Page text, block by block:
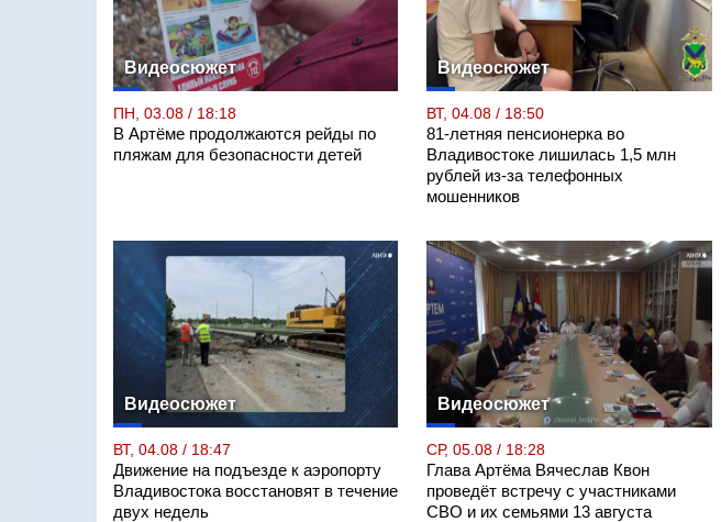
Видеосюжет
ПН, 03.08 / 18:18
В Артёме продолжаются рейды по
пляжам для безопасности детей
Видеосюжет
ВТ, 04.08 / 18:50
81-летняя пенсионерка во
Владивостоке лишилась 1,5 млн
рублей из-за телефонных
мошенников
Видеосюжет
ВТ, 04.08 / 18:47
Движение на подъезде к аэропорту
Владивостока восстановят в течение
двух недель
Видеосюжет
СР, 05.08 / 18:28
Глава Артёма Вячеслав Квон
проведёт встречу с участниками
СВО и их семьями 13 августа